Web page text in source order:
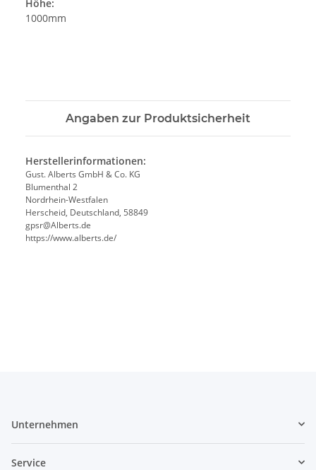
Höhe:
1000mm
Angaben zur Produktsicherheit
Herstellerinformationen:
Gust. Alberts GmbH & Co. KG
Blumenthal 2
Nordrhein-Westfalen
Herscheid, Deutschland, 58849
gpsr@Alberts.de
https://www.alberts.de/
Unternehmen
Service